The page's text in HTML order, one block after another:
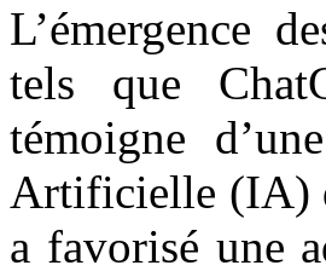
L’émergence
tels que
témoigne
Artificielle (IA)
a favorisé une